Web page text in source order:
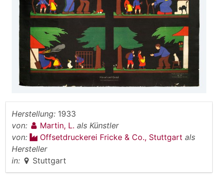
Herstellung: 1933
von:
Martin, L. als Künstler
von:
Offsetdruckerei Fricke & Co., Stuttgart als
Hersteller
in:
Stuttgart